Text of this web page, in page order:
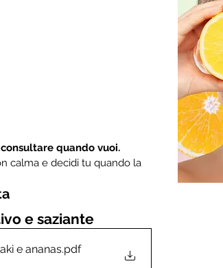
quando vuoi.
calma e decidi tu quando la
e saziante
e ananas.pdf